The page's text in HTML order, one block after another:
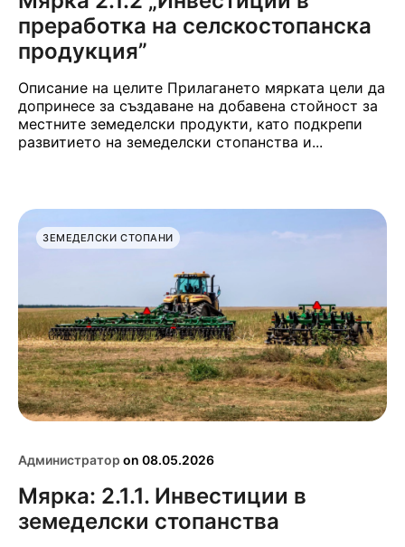
преработка на селскостопанска
продукция”
Описание на целите Прилагането мярката цели да
допринесе за създаване на добавена стойност за
местните земеделски продукти, като подкрепи
развитието на земеделски стопанства и...
ЗЕМЕДЕЛСКИ СТОПАНИ
Администратор on 08.05.2026
Мярка: 2.1.1. Инвестиции в
земеделски стопанства